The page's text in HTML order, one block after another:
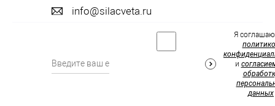
info@silacveta.ru
Я
и
данных